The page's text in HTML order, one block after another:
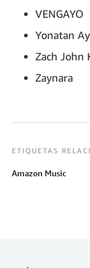
VENGAYO
Yonatan
Zach John
Zaynara
ETIQUETAS
Amazon Music